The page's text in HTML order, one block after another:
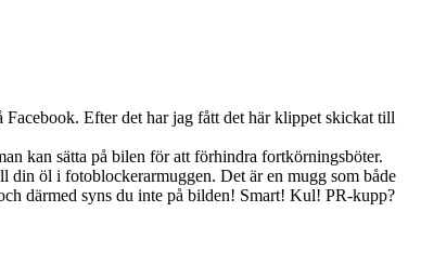
Efter det har jag fått det här klippet skickat till
kan sätta på bilen för att förhindra fortkörningsböter.
din öl i fotoblockerarmuggen. Det är en mugg som både
därmed syns du inte på bilden! Smart! Kul! PR-kupp?